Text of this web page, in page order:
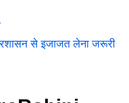
प्रशासन से इजाजत लेना जरूरी